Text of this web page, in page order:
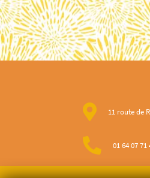
11 route de
01 64 07 71